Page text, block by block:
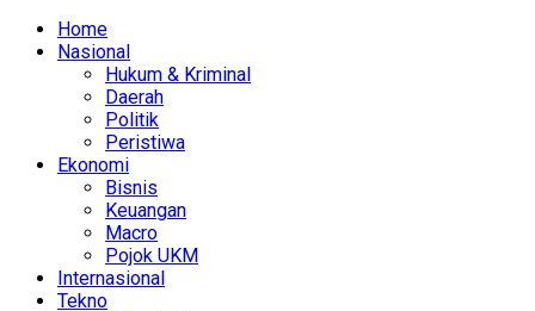
Home
Nasional
Hukum & Kriminal
Daerah
Politik
Peristiwa
Ekonomi
Bisnis
Keuangan
Macro
Pojok UKM
Internasional
Tekno